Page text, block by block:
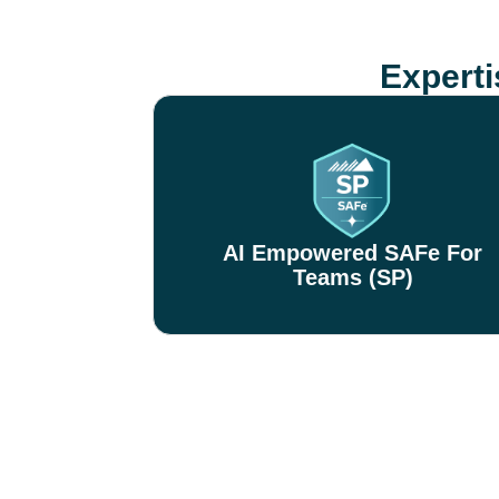
AI Empowered SAFe For
Teams (SP)